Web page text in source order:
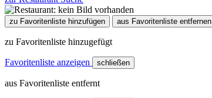
zu Favoritenliste hinzufügen aus Favoritenliste entfernen
zu Favoritenliste hinzugefügt
Favoritenliste anzeigen schließen
aus Favoritenliste entfernt